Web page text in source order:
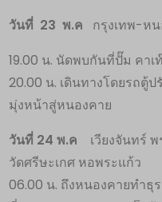
วันที่ 23 พ.ค กรุงเทพ-ห
19.00 น. นัดพบกันที่ปั๊ม คา
20.00 น. เดินทางโดยรถตู้
มุ่งหน้าสู่หนองคาย
วันที่ 24 พ.ค
เวียงจันทร์
วัดศรีษะเกศ หอพระแก้ว
06.00 น. ถึงหนองคายทำธุ